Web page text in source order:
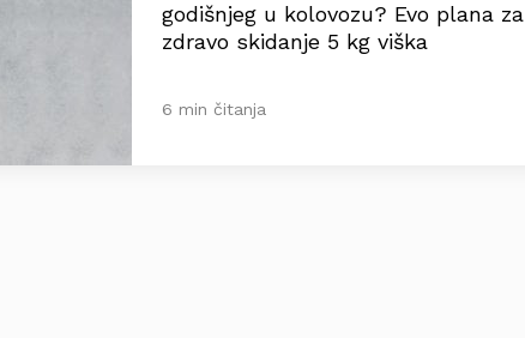
godišnjeg u kolovozu? Evo plana za
zdravo skidanje 5 kg viška
6 min čitanja